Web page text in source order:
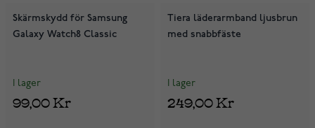
Skärmskydd för Samsung
Galaxy Watch8 Classic
I lager
99,00 Kr
Tiera läderarmband ljusbrun
med snabbfäste
I lager
249,00 Kr